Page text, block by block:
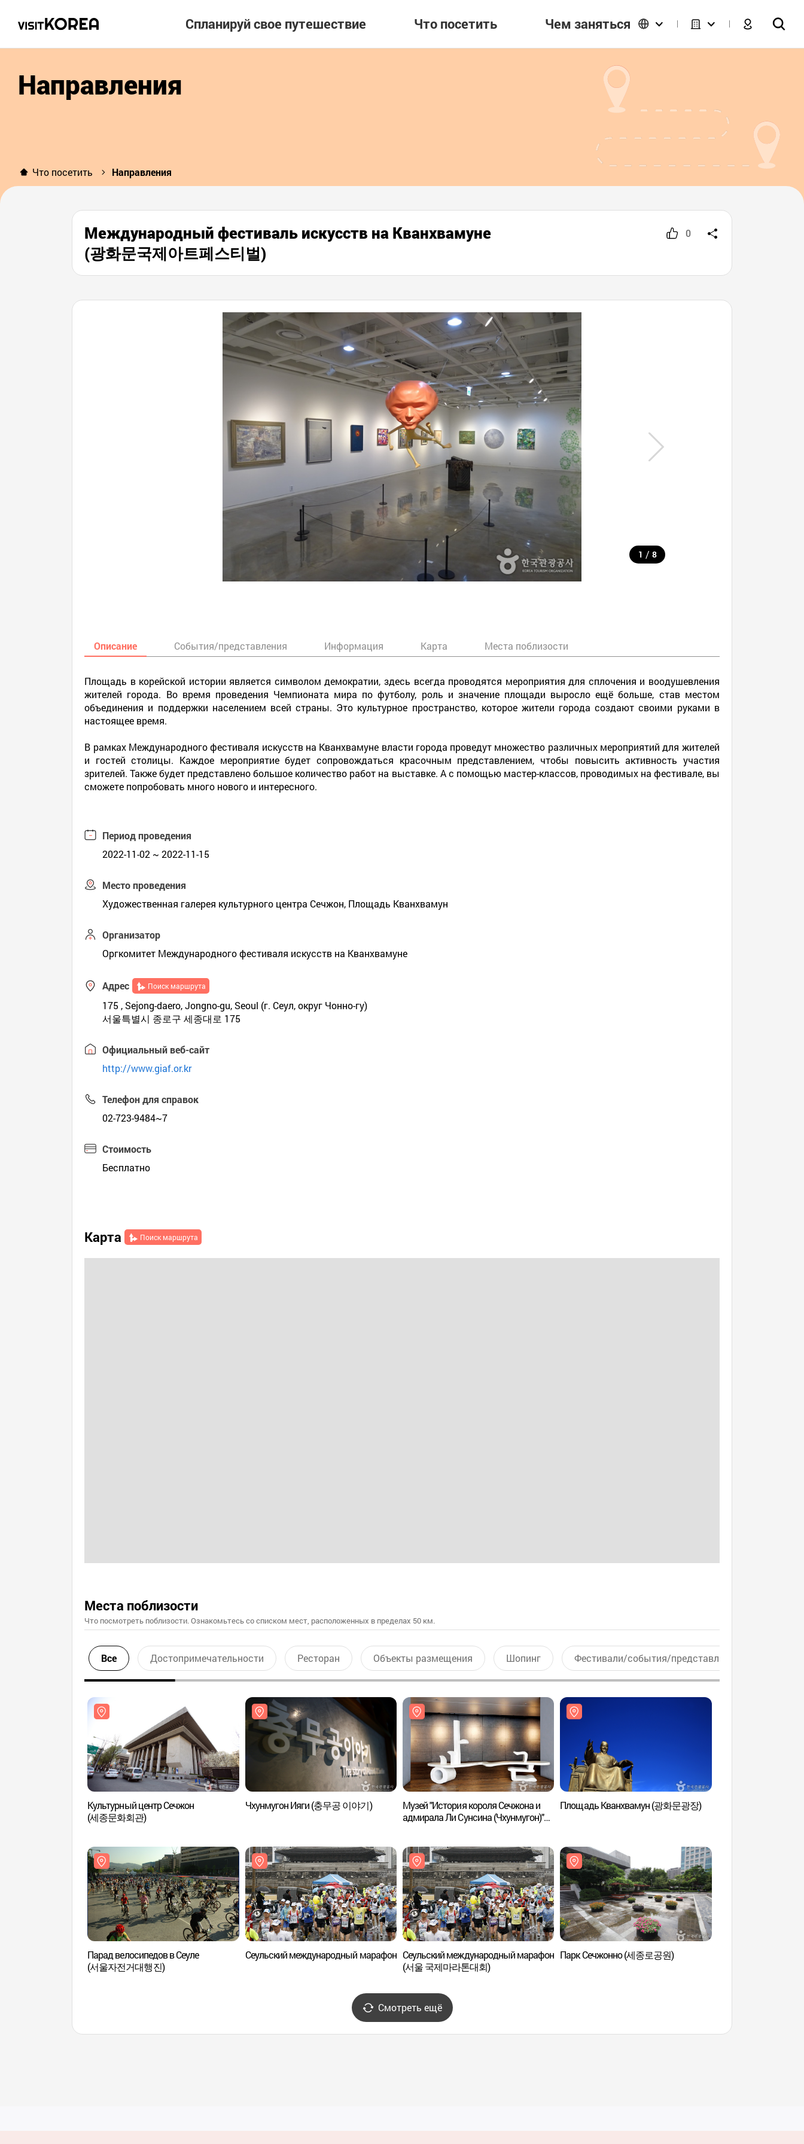
Спланируй свое путешествие Что посетить Чем заняться
Направления
Что посетить Направления
Международный фестиваль искусств на Кванхвамуне
(광화문국제아트페스티벌)
0
1 / 8
Описание События/представления Информация Карта Места поблизости
Площадь в корейской истории является символом демократии, здесь всегда проводятся мероприятия для сплочения и воодушевления
жителей города. Во время проведения Чемпионата мира по футболу, роль и значение площади выросло ещё больше, став местом
объединения и поддержки населением всей страны. Это культурное пространство, которое жители города создают своими руками в
настоящее время.
В рамках Международного фестиваля искусств на Кванхвамуне власти города проведут множество различных мероприятий для жителей
и гостей столицы. Каждое мероприятие будет сопровождаться красочным представлением, чтобы повысить активность участия
зрителей. Также будет представлено большое количество работ на выставке. А с помощью мастер-классов, проводимых на фестивале, вы
сможете попробовать много нового и интересного.
Период проведения
2022-11-02 ~ 2022-11-15
Место проведения
Художественная галерея культурного центра Сечжон, Площадь Кванхвамун
Организатор
Оргкомитет Международного фестиваля искусств на Кванхвамуне
Адрес Поиск маршрута
175 , Sejong-daero, Jongno-gu, Seoul (г. Сеул, округ Чонно-гу)
서울특별시 종로구 세종대로 175
Официальный веб-сайт
http://www.giaf.or.kr
Телефон для справок
02-723-9484~7
Стоимость
Бесплатно
Карта Поиск маршрута
Места поблизости
Что посмотреть поблизости. Ознакомьтесь со списком мест, расположенных в пределах 50 км.
Все Достопримечательности Ресторан Объекты размещения Шопинг Фестивали/события/представления
Культурный центр Сечжон
(세종문화회관)
Чхунмугон Ияги (충무공 이야기)
Музей "История короля Сечжона и
адмирала Ли Сунсина (Чхунмугон)"
Площадь Кванхвамун (광화문광장)
Парад велосипедов в Сеуле
(서울자전거대행진)
Сеульский международный марафон Сеульский международный марафон
(서울 국제마라톤대회)
Парк Сечжонно (세종로공원)
Смотреть ещё